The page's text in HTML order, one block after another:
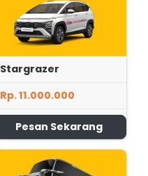
Stargrazer
Rp. 11.000.000
Pesan Sekarang